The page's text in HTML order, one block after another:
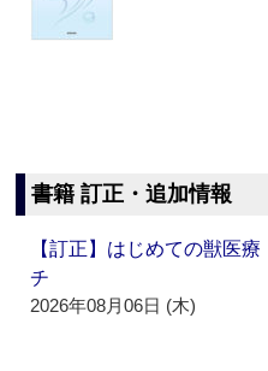
書籍 訂正・追加情報
【訂正】はじめての獣医
チ
2026年08月06日 (木)